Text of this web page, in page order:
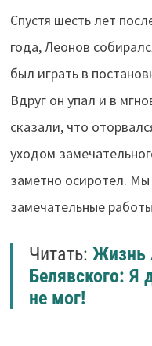
Спустя шесть лет
года, Леонов
был играть в
Вдруг он упал и в
сказали, что
уходом
заметно осиротел.
замечательные
Читать: Жизнь
Белявского: Я
не мог!